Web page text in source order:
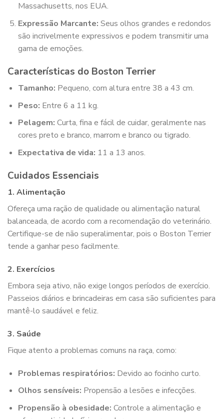
Massachusetts, nos EUA.
Expressão Marcante: Seus olhos grandes e redondos
são incrivelmente expressivos e podem transmitir uma
gama de emoções.
Características do Boston Terrier
Tamanho: Pequeno, com altura entre 38 a 43 cm.
Peso: Entre 6 a 11 kg.
Pelagem: Curta, fina e fácil de cuidar, geralmente nas
cores preto e branco, marrom e branco ou tigrado.
Expectativa de vida: 11 a 13 anos.
Cuidados Essenciais
1. Alimentação
Ofereça uma ração de qualidade ou alimentação natural
balanceada, de acordo com a recomendação do veterinário.
Certifique-se de não superalimentar, pois o Boston Terrier
tende a ganhar peso facilmente.
2. Exercícios
Embora seja ativo, não exige longos períodos de exercício.
Passeios diários e brincadeiras em casa são suficientes para
mantê-lo saudável e feliz.
3. Saúde
Fique atento a problemas comuns na raça, como:
Problemas respiratórios: Devido ao focinho curto.
Olhos sensíveis: Propensão a lesões e infecções.
Propensão à obesidade: Controle a alimentação e